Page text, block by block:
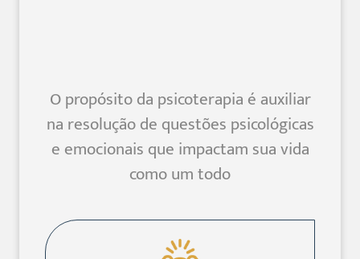
O propósito da psicoterapia é auxiliar
na resolução de questões psicológicas
e emocionais que impactam sua vida
como um todo